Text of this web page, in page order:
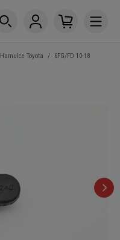
Hamulce Toyota / 6FG/FD 10-18